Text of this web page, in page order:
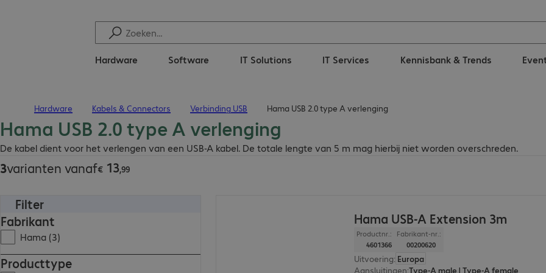
Hardware Software IT Solutions IT Services Kennisbank & Trends
Hardware Kabels & Connectors Verbinding USB Hama USB 2.0 type A verlenging
Hama USB 2.0 type A verlenging
De kabel dient voor het verlengen van een USB-A kabel. De totale lengte van 5 m mag hierbij niet worden overschreden.
3varianten vanaf€ 13,99
€ 13,99
Filter
Fabrikant
Hama (3)
Producttype
Hama USB-A Extension 3m
Productnr.:
4601366
Fabrikant-nr.:
00200620
Uitvoering: Europa
Aansluitingen:Type-A male | Type-A female